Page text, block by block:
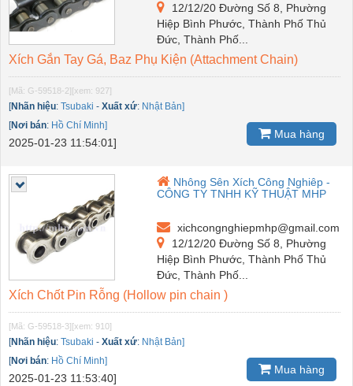
12/12/20 Đường Số 8, Phường
Hiệp Bình Phước, Thành Phố Thủ
Đức, Thành Phố...
Xích Gắn Tay Gá, Baz Phụ Kiện (Attachment Chain)
[Mã: G-59518-2] [xem: 927]
[Nhãn hiệu: Tsubaki - Xuất xứ: Nhật Bản]
[Nơi bán: Hồ Chí Minh]
2025-01-23 11:54:01]
Mua hàng
Nhông Sên Xích Công Nghiêp -
CÔNG TY TNHH KỸ THUẬT MHP
xichcongnghiepmhp@gmail.com
12/12/20 Đường Số 8, Phường
Hiệp Bình Phước, Thành Phố Thủ
Đức, Thành Phố...
Xích Chốt Pin Rỗng (Hollow pin chain )
[Mã: G-59518-3] [xem: 910]
[Nhãn hiệu: Tsubaki - Xuất xứ: Nhật Bản]
[Nơi bán: Hồ Chí Minh]
2025-01-23 11:53:40]
Mua hàng